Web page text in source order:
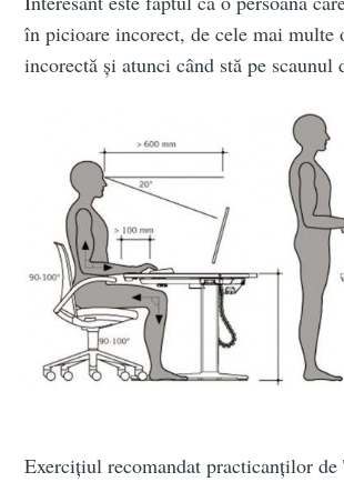
în picioare incorect, de cele mai multe
incorectă și atunci când stă pe scaunul
Exercițiul recomandat practicanților